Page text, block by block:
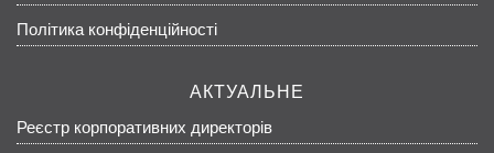
Політика конфіденційності
АКТУАЛЬНЕ
Реєстр корпоративних директорів